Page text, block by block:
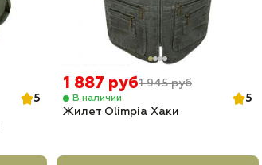
5
1 887 руб1 945 руб
В наличии
5
Жилет Olimpia Хаки